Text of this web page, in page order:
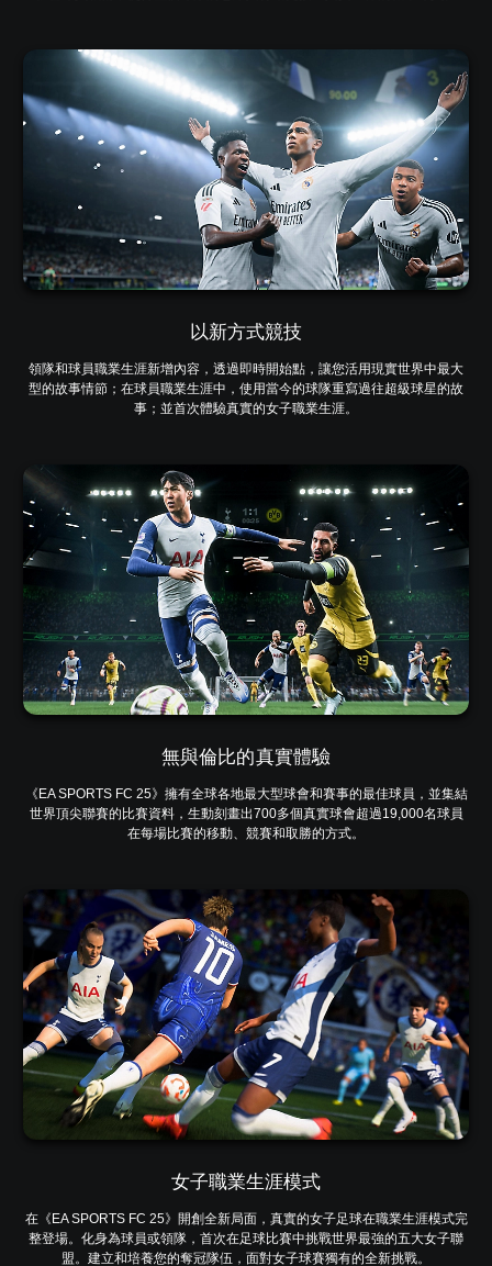
以新方式競技
領隊和球員職業生涯新增內容，透過即時開始點，讓您活用現實世界中最大
型的故事情節；在球員職業生涯中，使用當今的球隊重寫過往超級球星的故
事；並首次體驗真實的女子職業生涯。
無與倫比的真實體驗
《EA SPORTS FC 25》擁有全球各地最大型球會和賽事的最佳球員，並集結
世界頂尖聯賽的比賽資料，生動刻畫出700多個真實球會超過19,000名球員
在每場比賽的移動、競賽和取勝的方式。
女子職業生涯模式
在《EA SPORTS FC 25》開創全新局面，真實的女子足球在職業生涯模式完
整登場。化身為球員或領隊，首次在足球比賽中挑戰世界最強的五大女子聯
盟。建立和培養您的奪冠隊伍，面對女子球賽獨有的全新挑戰。